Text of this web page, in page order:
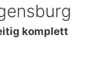
komplett